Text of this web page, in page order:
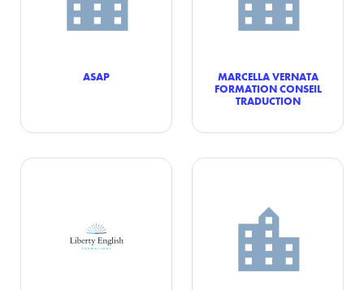
ASAP
MARCELLA VERNATA
FORMATION CONSEIL
TRADUCTION